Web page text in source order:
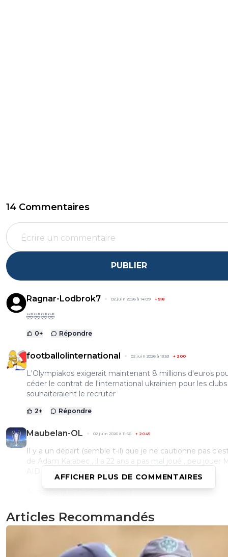
14 Commentaires
PUBLIER
Ragnar-Lodbrok7 02 juin 2026 à 14:09 + 518
🤣🤣🤣🤣
0+ Répondre
footballolinternational 02 juin 2026 à 13:53 + 200
L'Olympiakos exigerait maintenant 8 millions d'euros
céder le contrat de l'international ukrainien pour les
souhaiteraient le recruter
2+ Répondre
Maubelan-OL 02 juin 2026 à 11:56 + 2045
Il y a un départ (semble t-il) que je ne cautionne pas
de Adam Karabec , il a 22 ans a pas mal joué , peu jouer
Je pense que c'est une erreur
Sincèrement je le trouve pas très bon en AID. Les
AFFICHER PLUS DE COMMENTAIRES
Articles Recommandés